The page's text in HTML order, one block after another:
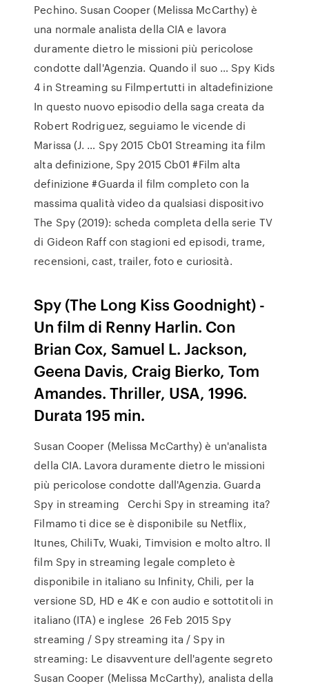
Pechino. Susan Cooper (Melissa McCarthy) è
una normale analista della CIA e lavora
duramente dietro le missioni più pericolose
condotte dall'Agenzia. Quando il suo … Spy Kids
4 in Streaming su Filmpertutti in altadefinizione
In questo nuovo episodio della saga creata da
Robert Rodriguez, seguiamo le vicende di
Marissa (J. … Spy 2015 Cb01 Streaming ita film
alta definizione, Spy 2015 Cb01 #Film alta
definizione #Guarda il film completo con la
massima qualità video da qualsiasi dispositivo
The Spy (2019): scheda completa della serie TV
di Gideon Raff con stagioni ed episodi, trame,
recensioni, cast, trailer, foto e curiosità.
Spy (The Long Kiss Goodnight) -
Un film di Renny Harlin. Con
Brian Cox, Samuel L. Jackson,
Geena Davis, Craig Bierko, Tom
Amandes. Thriller, USA, 1996.
Durata 195 min.
Susan Cooper (Melissa McCarthy) è un'analista
della CIA. Lavora duramente dietro le missioni
più pericolose condotte dall'Agenzia. Guarda
Spy in streaming Cerchi Spy in streaming ita?
Filmamo ti dice se è disponibile su Netflix,
Itunes, ChiliTv, Wuaki, Timvision e molto altro. Il
film Spy in streaming legale completo è
disponibile in italiano su Infinity, Chili, per la
versione SD, HD e 4K e con audio e sottotitoli in
italiano (ITA) e inglese 26 Feb 2015 Spy
streaming / Spy streaming ita / Spy in
streaming: Le disavventure dell'agente segreto
Susan Cooper (Melissa McCarthy), analista della